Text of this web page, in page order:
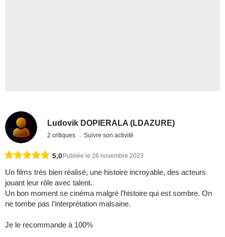
Ludovik DOPIERALA (LDAZURE)
2 critiques Suivre son activité
5,0 Publiée le 26 novembre 2023
Un films très bien réalisé, une histoire incroyable, des acteurs
jouant leur rôle avec talent.
Un bon moment se cinéma malgré l’histoire qui est sombre. On
ne tombe pas l’interprétation malsaine.
Je le recommande à 100%